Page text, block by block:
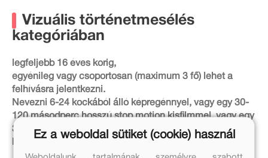
Vizuális történetmesélés
kategóriában
legfeljebb 16 éves korig,
egyénileg vagy csoportosan (maximum 3 fő) lehet a
felhívásra jelentkezni.
Nevezni 6-24 kockából álló képregénnyel, vagy egy 30-
120 másodperc hosszú stop motion kisfilmmel, vagy egy
30-120 másodperc hosszú könyvtrailer videó
Ez a weboldal sütiket (cookie) használ